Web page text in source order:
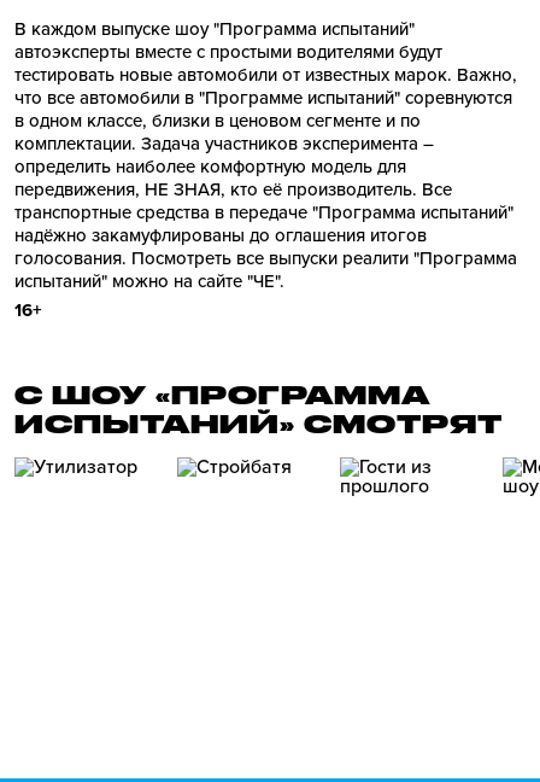
В каждом выпуске шоу "Программа испытаний"
автоэксперты вместе с простыми водителями будут
тестировать новые автомобили от известных марок. Важно,
что все автомобили в "Программе испытаний" соревнуются
в одном классе, близки в ценовом сегменте и по
комплектации. Задача участников эксперимента –
определить наиболее комфортную модель для
передвижения, НЕ ЗНАЯ, кто её производитель. Все
транспортные средства в передаче "Программа испытаний"
надёжно закамуфлированы до оглашения итогов
голосования. Посмотреть все выпуски реалити "Программа
испытаний" можно на сайте "ЧЕ".
16+
С ШОУ «ПРОГРАММА
ИСПЫТАНИЙ» СМОТРЯТ